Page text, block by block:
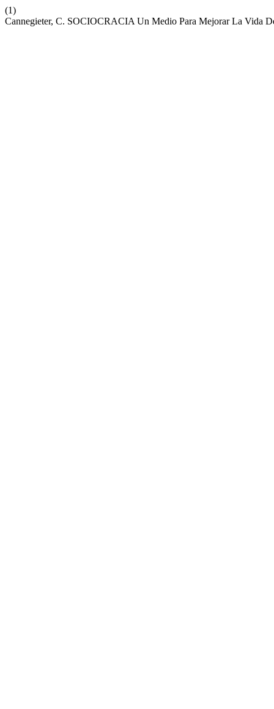
(1)
Cannegieter, C. SOCIOCRACIA Un Medio Para Mejorar La Vida